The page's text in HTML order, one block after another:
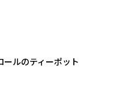
ルのティーポット